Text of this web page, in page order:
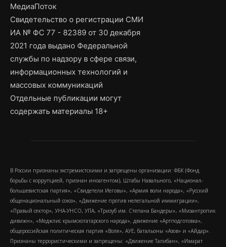
МедиаПоток
Свидетельство о регистрации СМИ
ИА № ФС 77 - 82389 от 30 декабря
2021 года выдано Федеральной
службы по надзору в сфере связи,
информационных технологий и
массовых коммуникаций
Отдельные публикации могут
содержать материалы 18+
В России признаны экстремистскими и запрещены организации: ФБК (Фонд
борьбы с коррупцией, признан иноагентом), Штабы Навального, «Национал-
большевистская партия», «Свидетели Иеговы», «Армия воли народа», «Русский
общенациональный союз», «Движение против нелегальной иммиграции»,
«Правый сектор», УНА-УНСО, УПА, «Тризуб им. Степана Бандеры», «Мизантропик
дивижн», «Меджлис крымскотатарского народа», движение «Артподготовка»,
общероссийская политическая партия «Воля», АУЕ, батальоны «Азов» и «Айдар».
Признаны террористическими и запрещены: «Движение Талибан», «Имарат